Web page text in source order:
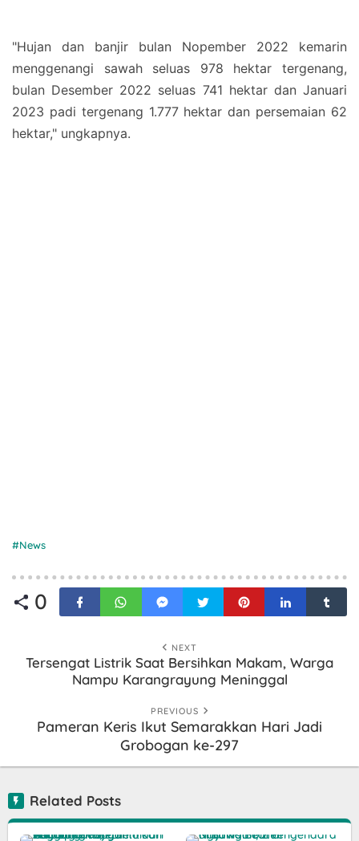
"Hujan dan banjir bulan Nopember 2022 kemarin
menggenangi sawah seluas 978 hektar tergenang,
bulan Desember 2022 seluas 741 hektar dan Januari
2023 padi tergenang 1.777 hektar dan persemaian 62
hektar," ungkapnya.
News
0
NEXT
Tersengat Listrik Saat Bersihkan Makam, Warga
Nampu Karangrayung Meninggal
PREVIOUS
Pameran Keris Ikut Semarakkan Hari Jadi
Grobogan ke-297
Related Posts